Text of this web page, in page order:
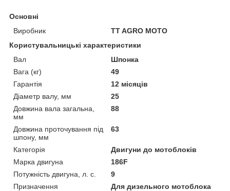
Основні
Виробник
TT AGRO MOTO
Користувальницькі характеристики
Вал
Шпонка
Вага (кг)
49
Гарантія
12 місяців
Діаметр валу, мм
25
Довжина вала загальна,
мм
88
Довжина проточування під
шпону, мм
63
Категорія
Двигуни до мотоблоків
Марка двигуна
186F
Потужність двигуна, л. с.
9
Призначення
Для дизельного мотоблока